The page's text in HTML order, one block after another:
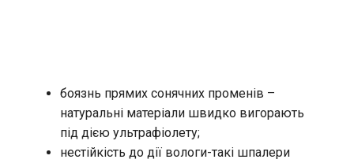
боязнь прямих сонячних променів –
натуральні матеріали швидко вигорають
під дією ультрафіолету;
нестійкість до дії вологи-такі шпалери